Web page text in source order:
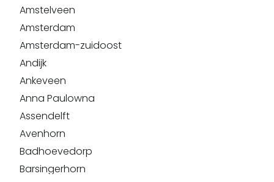
Amstelveen
Amsterdam
Amsterdam-zuidoost
Andijk
Ankeveen
Anna Paulowna
Assendelft
Avenhorn
Badhoevedorp
Barsingerhorn